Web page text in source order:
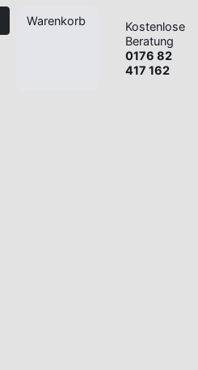
Warenkorb
Kostenlose
Beratung
0176 82
417 162